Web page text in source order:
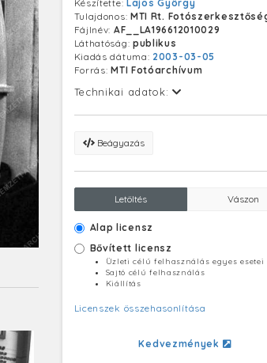
Készítette: Lajos György
Tulajdonos: MTI Rt.
Fájlnév: AF__LA196612010029
Láthatóság: publikus
Kiadás dátuma: 2003-03-05
Forrás:MTI Fotóarchívum
Technikai adatok:
Beágyazás
Letöltés Vászon
Alap licensz
Bővített licensz
Üzleti célú felhasználás egyes esetei
Sajtó célú felhasználás
Kiállítás
Licenszek összehasonlítása
Kedvezmények